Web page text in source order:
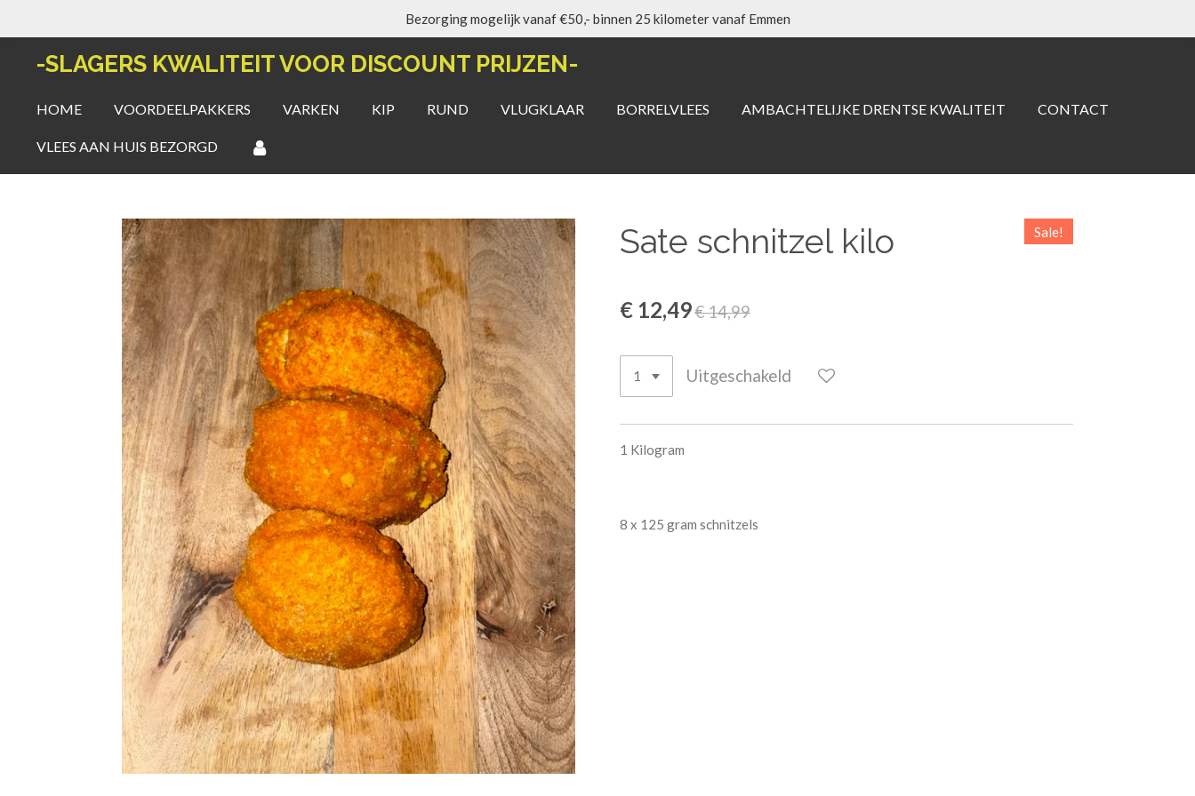
hoofdinhoud
Bezorging mogelijk vanaf €50,- binnen 25 kilometer vanaf Emmen
-SLAGERS KWALITEIT VOOR DISCOUNT PRIJZEN-
HOME VOORDEELPAKKERS VARKEN KIP RUND VLUGKLAAR BORRELVLEES AMBACHTELIJKE DRENTSE KWALITEIT CONTACT
VLEES AAN HUIS BEZORGD
Sate schnitzel kilo Sale!
€ 12,49€ 14,99
Uitgeschakeld
1 Kilogram
8 x 125 gram schnitzels